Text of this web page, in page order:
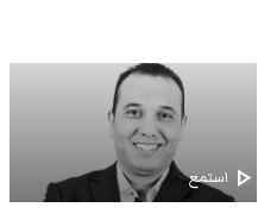
play_arrow استمع